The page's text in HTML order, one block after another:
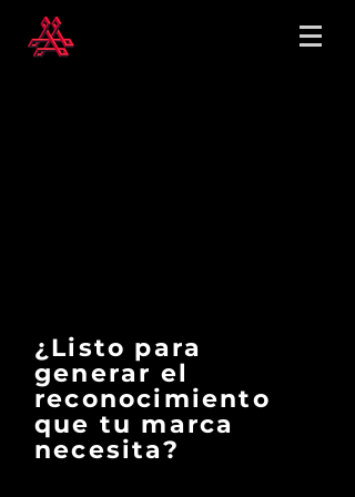
¿Listo para
generar el
reconocimiento
que tu marca
necesita?